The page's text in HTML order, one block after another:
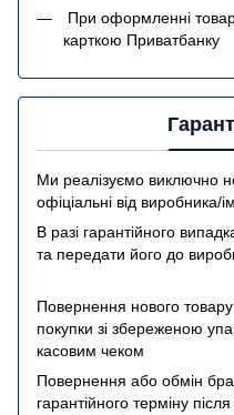
При оформленні
карткою Приватбанку
Ми реалізуємо виключно
офіціальні від виробника/
В разі гарантійного
та передати його до
Повернення нового
покупки зі збереженою
касовим чеком
Повернення або обмін
гарантійного терміну